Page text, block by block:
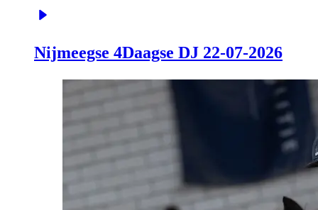
Nijmeegse 4Daagse DJ 22-07-2026